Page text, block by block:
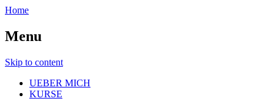
Home
Menu
Skip to content
UEBER MICH
KURSE